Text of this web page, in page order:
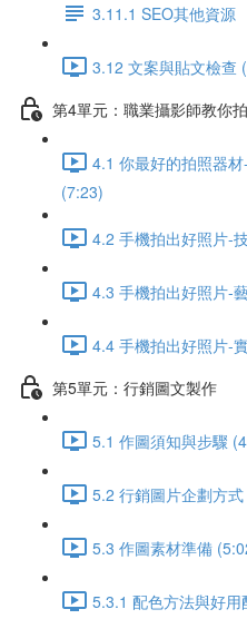
3.11.1 SEO其他資源
3.12 文案與貼文檢查
第4單元：職業攝影師教你
4.1 你最好的拍照器
(7:23)
4.2 手機拍出好照片-
4.3 手機拍出好照片-
4.4 手機拍出好照片-
第5單元：行銷圖文製作
5.1 作圖須知與步驟
5.2 行銷圖片企劃方
5.3 作圖素材準備
5.3.1 配色方法與好